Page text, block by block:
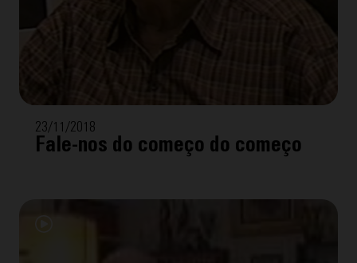
23/11/2018
Fale-nos do começo do começo